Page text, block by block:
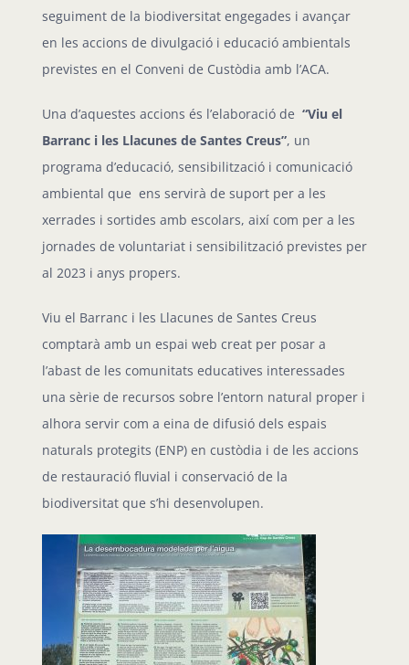
seguiment de la biodiversitat engegades i avançar
en les accions de divulgació i educació ambientals
previstes en el Conveni de Custòdia amb l’ACA.
Una d’aquestes accions és l’elaboració de “Viu el
Barranc i les Llacunes de Santes Creus”, un
programa d’educació, sensibilització i comunicació
ambiental que ens servirà de suport per a les
xerrades i sortides amb escolars, així com per a les
jornades de voluntariat i sensibilització previstes per
al 2023 i anys propers.
Viu el Barranc i les Llacunes de Santes Creus
comptarà amb un espai web creat per posar a
l’abast de les comunitats educatives interessades
una sèrie de recursos sobre l’entorn natural proper i
alhora servir com a eina de difusió dels espais
naturals protegits (ENP) en custòdia i de les accions
de restauració fluvial i conservació de la
biodiversitat que s’hi desenvolupen.